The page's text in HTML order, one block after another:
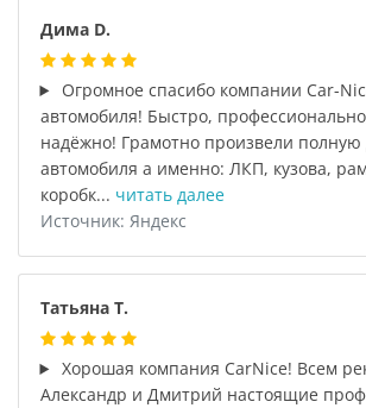
Дима D.
Огромное спасибо компании Car-
автомобиля! Быстро,
надёжно! Грамотно произвели полную
автомобиля а именно: ЛКП, кузова,
коробк... читать далее
Источник: Яндекс
Татьяна Т.
Хорошая компания CarNice! Всем
Александр и Дмитрий настоящие